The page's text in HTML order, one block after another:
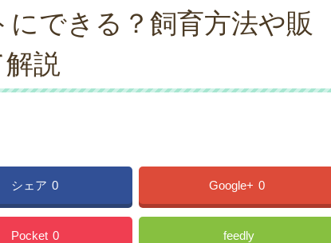
できる？飼育方法や販
説
シェア 0 Google+ 0
Pocket 0 feedly